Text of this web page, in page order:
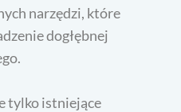
narzędzi, które
dogłębnej
tylko istniejące